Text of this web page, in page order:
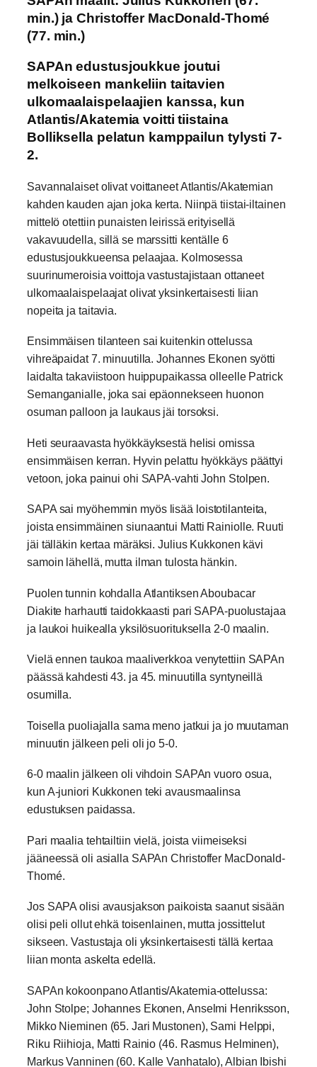
min.) ja Christoffer MacDonald-Thomé
(77. min.)
SAPAn edustusjoukkue joutui
melkoiseen mankeliin taitavien
ulkomaalaispelaajien kanssa, kun
Atlantis/Akatemia voitti tiistaina
Bolliksella pelatun kamppailun tylysti 7-
2.
Savannalaiset olivat voittaneet Atlantis/Akatemian
kahden kauden ajan joka kerta. Niinpä tiistai-iltainen
mittelö otettiin punaisten leirissä erityisellä
vakavuudella, sillä se marssitti kentälle 6
edustusjoukkueensa pelaajaa. Kolmosessa
suurinumeroisia voittoja vastustajistaan ottaneet
ulkomaalaispelaajat olivat yksinkertaisesti liian
nopeita ja taitavia.
Ensimmäisen tilanteen sai kuitenkin ottelussa
vihreäpaidat 7. minuutilla. Johannes Ekonen syötti
laidalta takaviistoon huippupaikassa olleelle Patrick
Semanganialle, joka sai epäonnekseen huonon
osuman palloon ja laukaus jäi torsoksi.
Heti seuraavasta hyökkäyksestä helisi omissa
ensimmäisen kerran. Hyvin pelattu hyökkäys päättyi
vetoon, joka painui ohi SAPA-vahti John Stolpen.
SAPA sai myöhemmin myös lisää loistotilanteita,
joista ensimmäinen siunaantui Matti Rainiolle. Ruuti
jäi tälläkin kertaa märäksi. Julius Kukkonen kävi
samoin lähellä, mutta ilman tulosta hänkin.
Puolen tunnin kohdalla Atlantiksen Aboubacar
Diakite harhautti taidokkaasti pari SAPA-puolustajaa
ja laukoi huikealla yksilösuorituksella 2-0 maalin.
Vielä ennen taukoa maaliverkkoa venytettiin SAPAn
päässä kahdesti 43. ja 45. minuutilla syntyneillä
osumilla.
Toisella puoliajalla sama meno jatkui ja jo muutaman
minuutin jälkeen peli oli jo 5-0.
6-0 maalin jälkeen oli vihdoin SAPAn vuoro osua,
kun A-juniori Kukkonen teki avausmaalinsa
edustuksen paidassa.
Pari maalia tehtailtiin vielä, joista viimeiseksi
jääneessä oli asialla SAPAnChristoffer MacDonald-
Thomé.
Jos SAPA olisi avausjakson paikoista saanut sisään
olisi peli ollut ehkä toisenlainen, mutta jossittelut
sikseen. Vastustaja oli yksinkertaisesti tällä kertaa
liian monta askelta edellä.
SAPAn kokoonpano Atlantis/Akatemia-ottelussa:
John Stolpe; Johannes Ekonen, Anselmi Henriksson,
Mikko Nieminen (65. Jari Mustonen), Sami Helppi,
Riku Riihioja, Matti Rainio (46. Rasmus Helminen),
Markus Vanninen (60. Kalle Vanhatalo), Albian Ibishi